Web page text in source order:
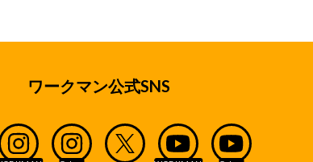
ワークマン公式SNS